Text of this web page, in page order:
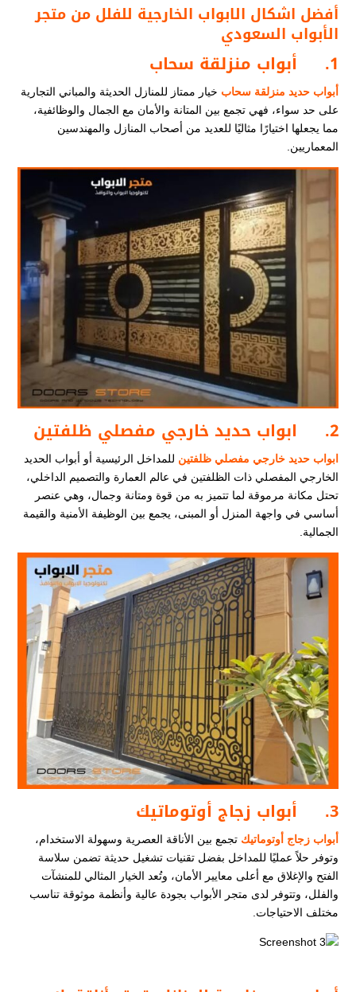
أفضل اشكال الابواب الخارجية للفلل​ ​ من متجر
الأبواب السعودي
1. أبواب منزلقة سحاب
أبواب حديد منزلقة سحاب خيار ممتاز للمنازل الحديثة والمباني التجارية
على حد سواء، فهي تجمع بين المتانة والأمان مع الجمال والوظائفية،
مما يجعلها اختيارًا مثاليًا للعديد من أصحاب المنازل والمهندسين
المعماريين.
2. ابواب حديد خارجي مفصلي ظلفتين
ابواب حديد خارجي مفصلي ظلفتين للمداخل الرئيسية أو أبواب الحديد
الخارجي المفصلي ذات الظلفتين في عالم العمارة والتصميم الداخلي،
تحتل مكانة مرموقة لما تتميز به من قوة ومتانة وجمال، وهي عنصر
أساسي في واجهة المنزل أو المبنى، يجمع بين الوظيفة الأمنية والقيمة
الجمالية.
3. أبواب زجاج أوتوماتيك
أبواب زجاج أوتوماتيك تجمع بين الأناقة العصرية وسهولة الاستخدام،
وتوفر حلاً عمليًا للمداخل بفضل تقنيات تشغيل حديثة تضمن سلاسة
الفتح والإغلاق مع أعلى معايير الأمان، وتُعد الخيار المثالي للمنشآت
والفلل، وتتوفر لدى متجر الأبواب بجودة عالية وأنظمة موثوقة تناسب
مختلف الاحتياجات.